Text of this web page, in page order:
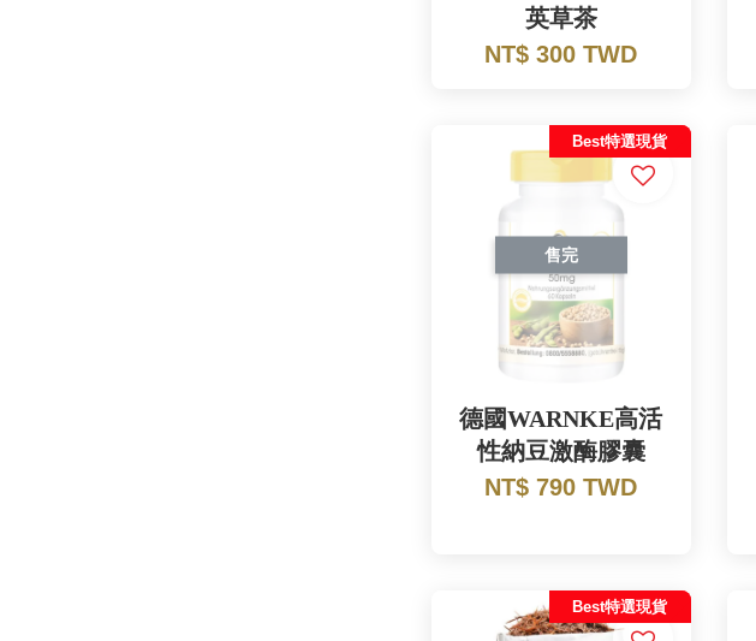
英草茶
NT$ 300 TWD
售完
Best特選現貨
德國WARNKE高活
性納豆激酶膠囊
NT$ 790 TWD
Best特選現貨